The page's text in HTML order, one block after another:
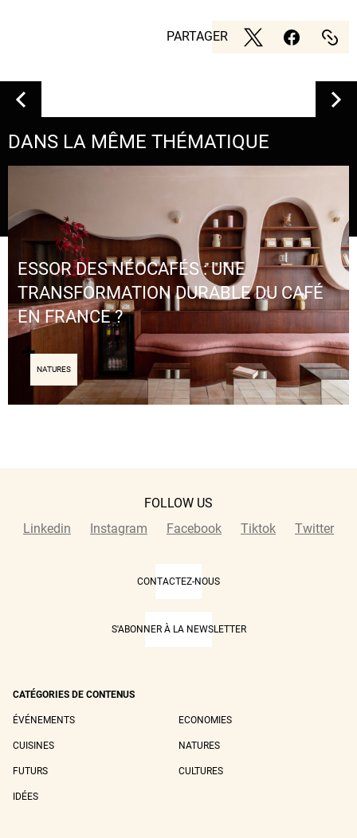
PARTAGER
DANS LA MÊME THÉMATIQUE
NATURES
ESSOR DES NÉOCAFÉS : UNE
TRANSFORMATION DURABLE DU CAFÉ
EN FRANCE ?
FOLLOW US
Linkedin
Instagram Facebook Tiktok Twitter
CONTACTEZ-NOUS
S'ABONNER À LA NEWSLETTER
CATÉGORIES DE CONTENUS
ÉVÉNEMENTS ECONOMIES
CUISINES NATURES
FUTURS CULTURES
IDÉES